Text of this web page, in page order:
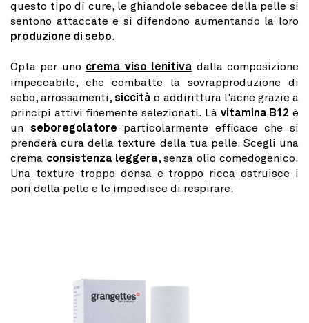
questo tipo di cure, le ghiandole sebacee della pelle si
sentono attaccate e si difendono aumentando la loro
produzione di sebo.
Opta per uno crema viso lenitiva dalla composizione
impeccabile, che combatte la sovrapproduzione di
sebo, arrossamenti, siccità o addirittura l'acne grazie a
principi attivi finemente selezionati. Là vitamina B12 è
un seboregolatore particolarmente efficace che si
prenderà cura della texture della tua pelle. Scegli una
crema consistenza leggera, senza olio comedogenico.
Una texture troppo densa e troppo ricca ostruisce i
pori della pelle e le impedisce di respirare.